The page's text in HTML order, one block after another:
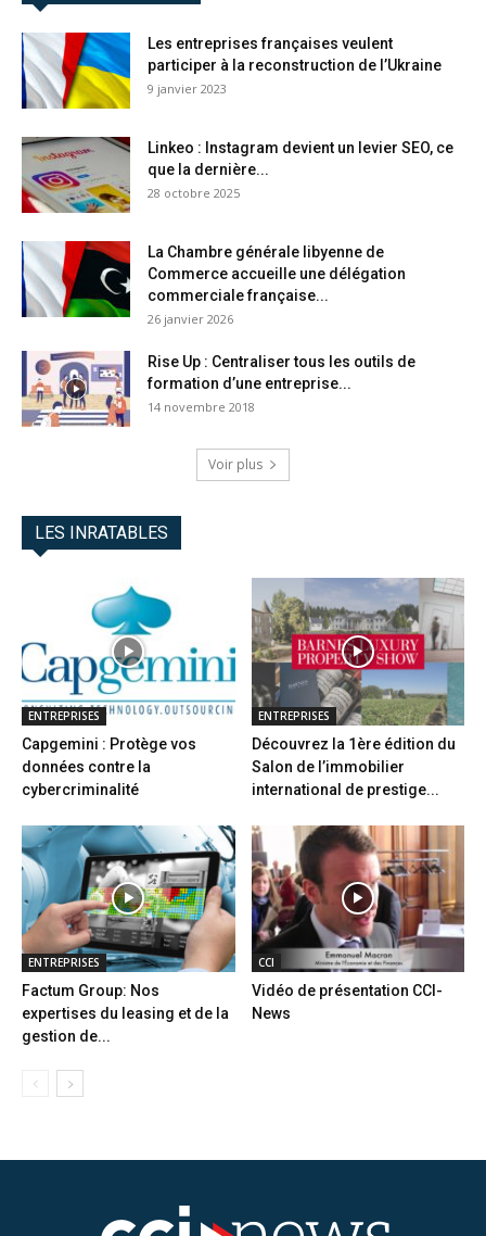
Les entreprises françaises veulent
participer à la reconstruction de l’Ukraine
9 janvier 2023
Linkeo : Instagram devient un levier SEO, ce
que la dernière...
28 octobre 2025
La Chambre générale libyenne de
Commerce accueille une délégation
commerciale française...
26 janvier 2026
Rise Up : Centraliser tous les outils de
formation d’une entreprise...
14 novembre 2018
Voir plus
LES INRATABLES
ENTREPRISES
Capgemini : Protège vos
données contre la
cybercriminalité
ENTREPRISES
Découvrez la 1ère édition du
Salon de l’immobilier
international de prestige...
ENTREPRISES
Factum Group: Nos
expertises du leasing et de la
gestion de...
CCI
Vidéo de présentation CCI-
News